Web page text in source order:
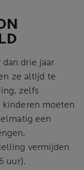
drie jaar
ze altijd te
zelfs
kinderen moeten
een
vermijden
uur).